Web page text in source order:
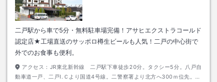
二戸駅から車で5分・無料駐車場完備！アサヒエクストラコールド
認定店★工場直送のサッポロ樽生ビールも人気！二戸の中心街で
外でのお食事も便利。
アクセス： JR東北新幹線 二戸駅下車徒歩20分。タクシー5分。八戸自
動車道一戸、二戸Ⅰ.Ｃより国道4号線。二警察署より北方へ300ｍ位先。左